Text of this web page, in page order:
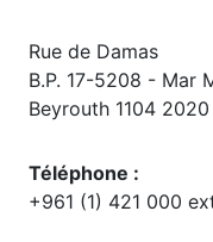
Rue de Damas
B.P. 17-5208 - Mar
Beyrouth 1104 2020
Téléphone :
+961 (1) 421 000